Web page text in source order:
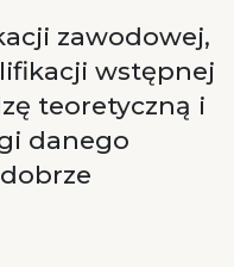
zawodowej,
wstępnej
teoretyczną i
danego